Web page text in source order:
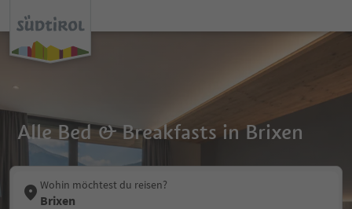
Alle Bed & Breakfasts in Brixen
Wohin möchtest du reisen?
Brixen